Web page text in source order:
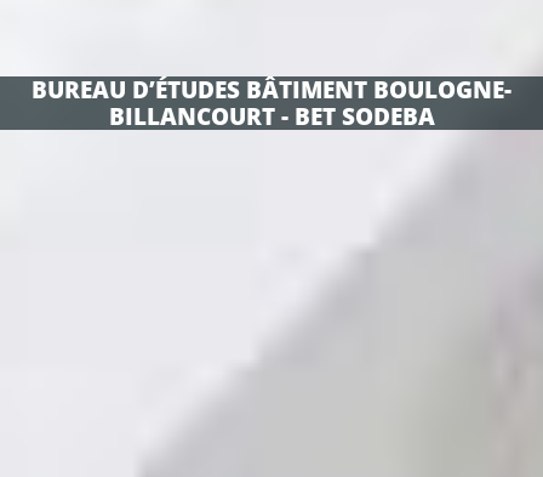
BUREAU D’ÉTUDES BÂTIMENT BOULOGNE-
BILLANCOURT - BET SODEBA